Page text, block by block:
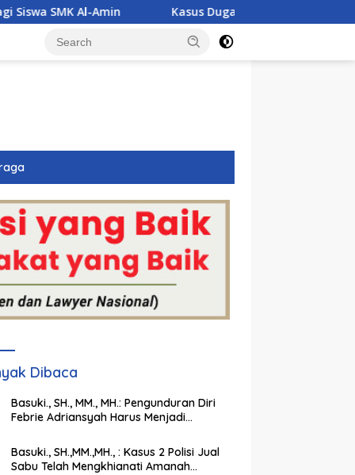
Kasus Dugaan Narkoba Jerat Tiga Polisi di Anambas,
Dibaca
Basuki., SH., MM., MH.: Pengunduran Diri
Febrie Adriansyah Harus Menjadi
Penegakan Hukum
Basuki., SH.,MM.,MH., : Kasus 2 Polisi Jual
Sabu Telah Mengkhianati Amanah